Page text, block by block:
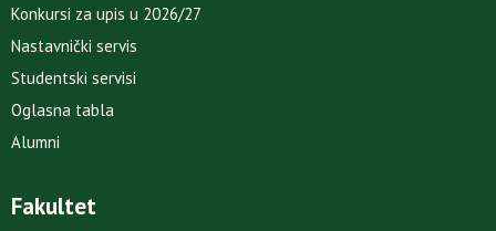
Konkursi za upis u 2026/27
Nastavnički servis
Studentski servisi
Oglasna tabla
Alumni
Fakultet